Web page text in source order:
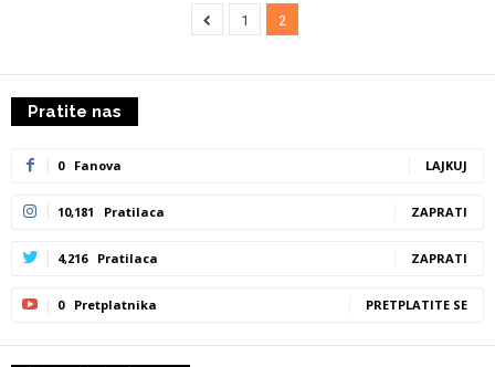
1 2
Pratite nas
0 Fanova LAJKUJ
10,181 Pratilaca ZAPRATI
4,216 Pratilaca ZAPRATI
0 Pretplatnika PRETPLATITE SE